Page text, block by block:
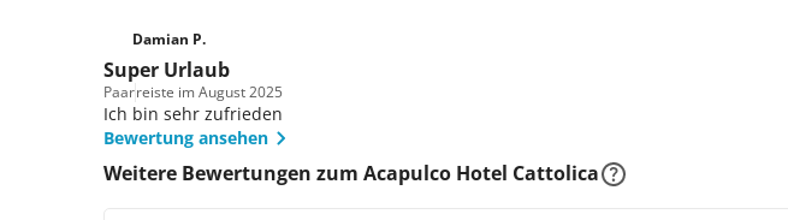
Damian P.
Super Urlaub
Paarreiste im August 2025
Ich bin sehr zufrieden
Bewertung ansehen
Weitere Bewertungen zum Acapulco Hotel Cattolica